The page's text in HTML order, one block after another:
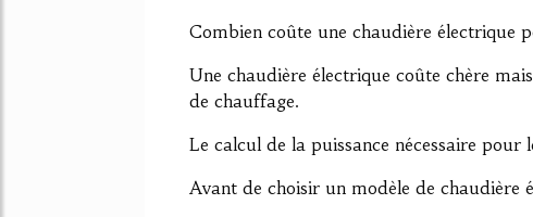
Combien coûte une chaudière électrique
Une chaudière électrique coûte chère
de chauffage.
Le calcul de la puissance nécessaire
Avant de choisir un modèle de chaudière